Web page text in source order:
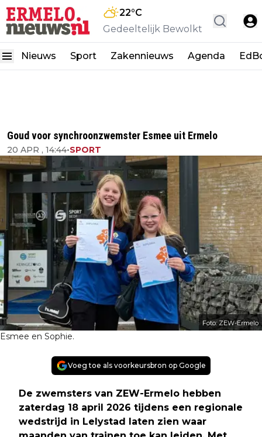
22°C
Gedeeltelijk Bewolkt
Nieuws Sport Zakennieuws Agenda
Goud voor synchroonzwemster Esmee uit Ermelo
20 APR , 14:44•SPORT
Foto: ZEW-Ermelo
Esmee en Sophie.
Voeg toe als voorkeursbron op Google
De zwemsters van ZEW-Ermelo hebben
zaterdag 18 april 2026 tijdens een regionale
wedstrijd in Lelystad laten zien waar